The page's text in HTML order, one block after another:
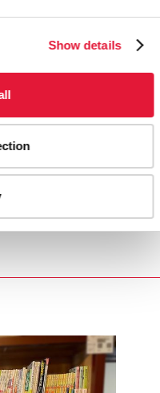
Show details
de dollars américains
et les
stratégique, le
de respecter ses
et de mise en